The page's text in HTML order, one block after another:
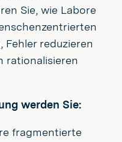
Sie, wie Labore
Fehler reduzieren
rationalisieren
werden Sie:
fragmentierte